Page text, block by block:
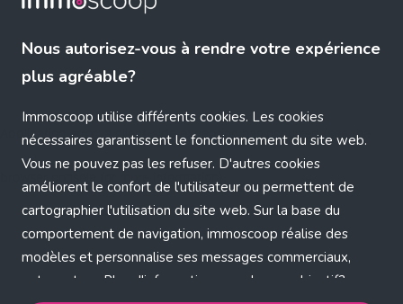
Nous autorisez-vous à rendre votre expérience
plus agréable?
Immoscoop utilise différents cookies. Les cookies
nécessaires garantissent le fonctionnement du site web.
Vous ne pouvez pas les refuser. D'autres cookies
améliorent le confort de l'utilisateur ou permettent de
cartographier l'utilisation du site web. Sur la base du
comportement de navigation, immoscoop réalise des
modèles et personnalise ses messages commerciaux,
entre autres. Plus d'informations sur chaque objectif?
Application error: a client-side exception has occurred (see the
browser console for more information)